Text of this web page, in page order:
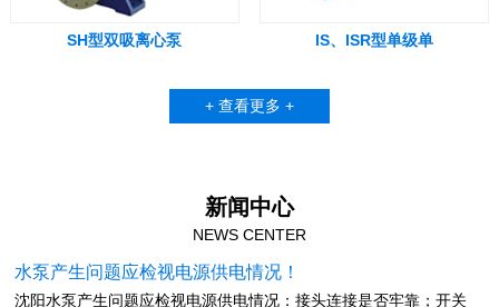
SH型双吸离心泵 IS、ISR型单级单
+ 查看更多 +
新闻中心
NEWS CENTER
水泵产生问题应检视电源供电情况！
沈阳水泵产生问题应检视电源供电情况：接头连接是否牢靠；开关